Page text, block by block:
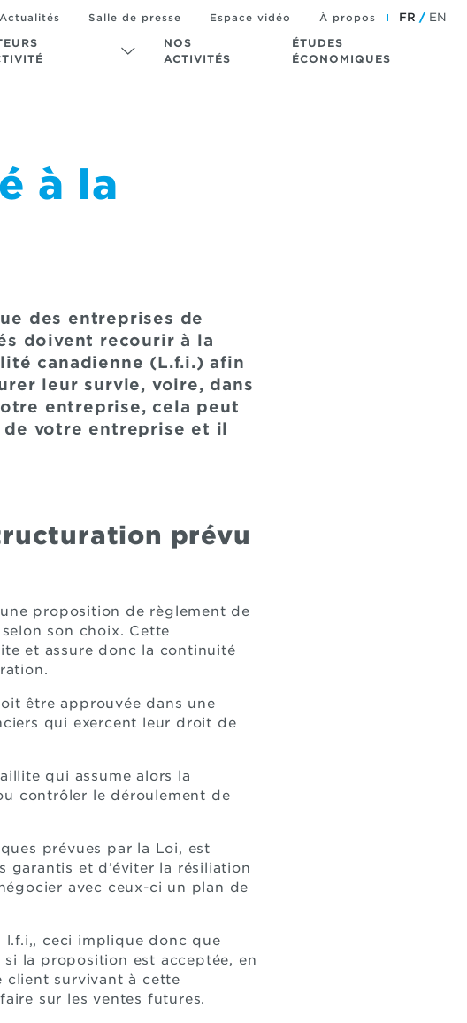
NOS
ACTIVITÉS
ÉTUDES
ÉCONOMIQUES
Actualités Salle de presse Espace vidéo À propos FR EN
à la
des entreprises de
doivent recourir à la
canadienne (L.f.i.) afin
leur survie, voire, dans
entreprise, cela peut
de votre entreprise et il
prévu
proposition de règlement de
son choix. Cette
et assure donc la continuité
être approuvée dans une
qui exercent leur droit de
qui assume alors la
contrôler le déroulement de
prévues par la Loi, est
garantis et d’éviter la résiliation
avec ceux-ci un plan de
l.f.i,, ceci implique donc que
la proposition est acceptée, en
client survivant à cette
sur les ventes futures.